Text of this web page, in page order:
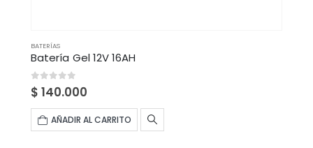
BATERÍAS
Batería Gel 12V 16AH
0 fuera de 5
$ 140.000
AÑADIR AL CARRITO